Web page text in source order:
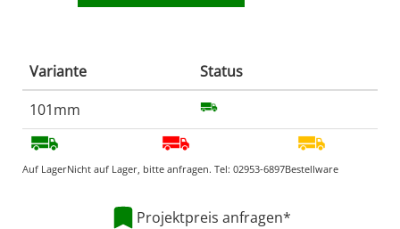
Variante
Status
101mm
Auf LagerNicht auf Lager, bitte anfragen. Tel: 02953-6897Bestellware
Projektpreis anfragen*